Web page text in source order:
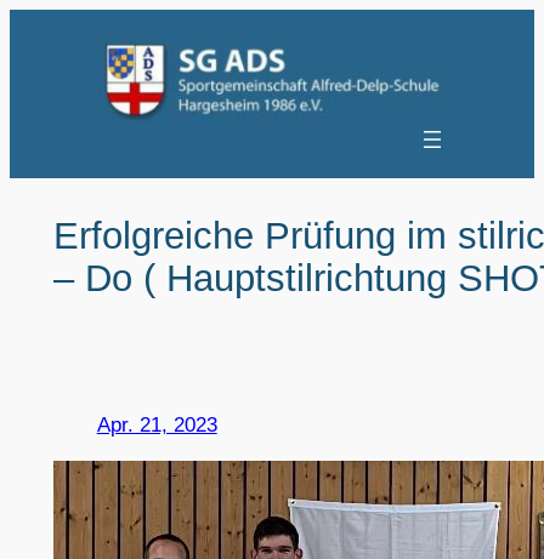
Erfolgreiche Prüfung im
– Do ( Hauptstilrichtung
Apr. 21, 2023